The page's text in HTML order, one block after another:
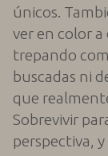
únicos.
ver en color a
trepando
buscadas ni
que
Sobrevivir
perspectiva,